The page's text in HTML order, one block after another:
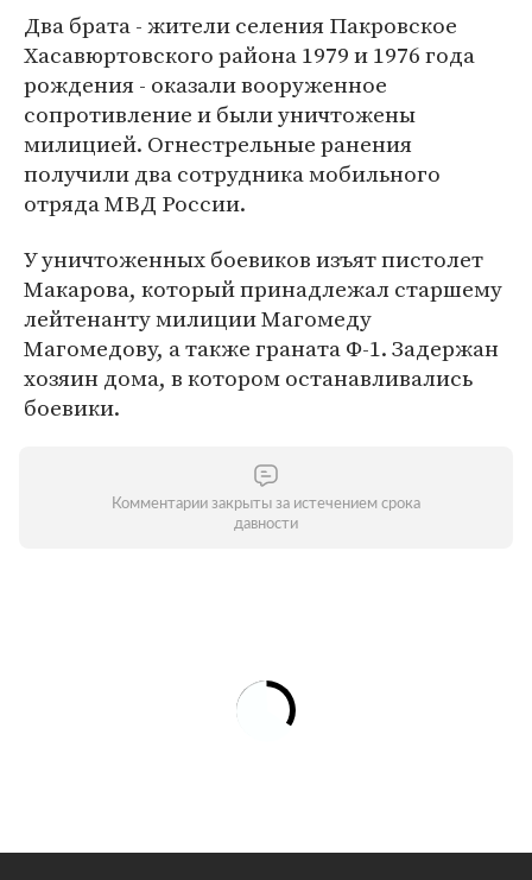
Два брата - жители селения Пакровское
Хасавюртовского района 1979 и 1976 года
рождения - оказали вооруженное
сопротивление и были уничтожены
милицией. Огнестрельные ранения
получили два сотрудника мобильного
отряда МВД России.
У уничтоженных боевиков изъят пистолет
Макарова, который принадлежал старшему
лейтенанту милиции Магомеду
Магомедову, а также граната Ф-1. Задержан
хозяин дома, в котором останавливались
боевики.
Комментарии закрыты за истечением срока
давности